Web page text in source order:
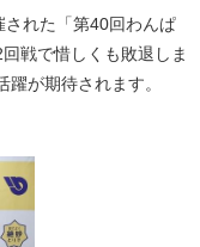
れた「第40回わんぱ
戦で惜しくも敗退しま
が期待されます。